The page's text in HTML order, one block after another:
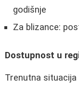
godišnje
Za blizance:
Dostupnost u
Trenutna